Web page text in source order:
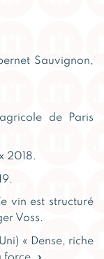
Sauvignon,
de Paris
2018.
vin est structuré
Voss.
« Dense, riche